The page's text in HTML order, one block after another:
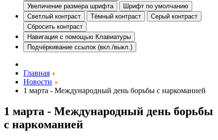
Увеличение размера шрифта
Шрифт по умолчанию
Светлый контраст
Тёмный контраст
Серый контраст
Сбросить контраст
Навигация с помощью Клавиатуры
Подчёркивание ссылок (вкл./выкл.)
Главная
Новости
1 марта - Международный день борьбы с наркоманией
1 марта - Международный день борьбы
с наркоманией